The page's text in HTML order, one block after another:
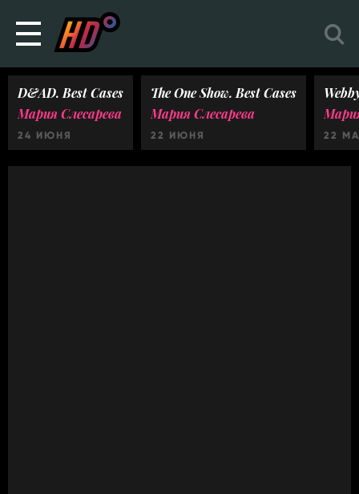
D&AD. Best Cases
Мария Слесарева
24 ИЮНЯ
The One Show. Best Cases
Мария Слесарева
22 ИЮНЯ 22